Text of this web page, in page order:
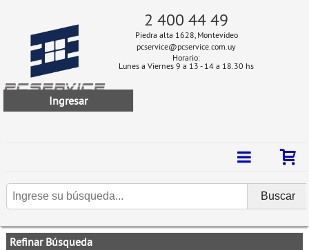
2 400 44 49
Piedra alta 1628, Montevideo
pcservice@pcservice.com.uy
Horario:
Lunes a Viernes 9 a 13 - 14 a 18.30 hs
Ingresar
Refinar Búsqueda